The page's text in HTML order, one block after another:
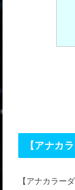
【アナカ
【アナカラー